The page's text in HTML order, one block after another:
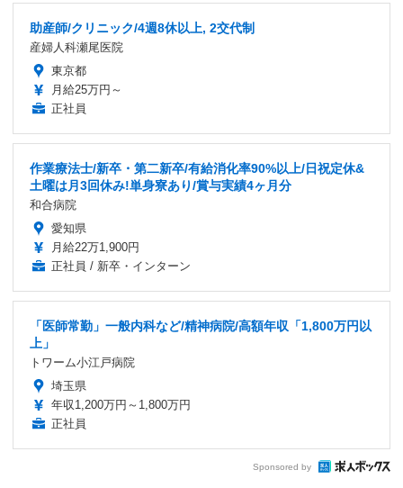
助産師/クリニック/4週8休以上, 2交代制
産婦人科瀬尾医院
東京都
月給25万円～
正社員
作業療法士/新卒・第二新卒/有給消化率90%以上/日祝定休&
土曜は月3回休み!単身寮あり/賞与実績4ヶ月分
和合病院
愛知県
月給22万1,900円
正社員 / 新卒・インターン
「医師常勤」一般内科など/精神病院/高額年収「1,800万円以
上」
トワーム小江戸病院
埼玉県
年収1,200万円～1,800万円
正社員
Sponsored by